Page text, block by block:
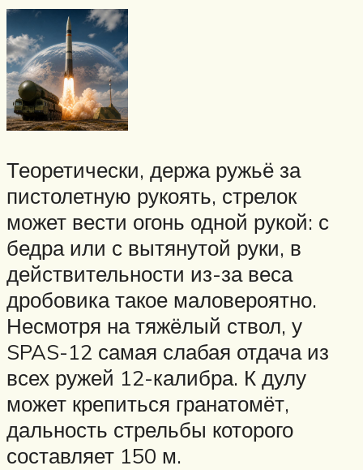
Теоретически, держа ружьё за
пистолетную рукоять, стрелок
может вести огонь одной рукой: с
бедра или с вытянутой руки, в
действительности из-за веса
дробовика такое маловероятно.
Несмотря на тяжёлый ствол, у
SPAS-12 самая слабая отдача из
всех ружей 12-калибра. К дулу
может крепиться гранатомёт,
дальность стрельбы которого
составляет 150 м.